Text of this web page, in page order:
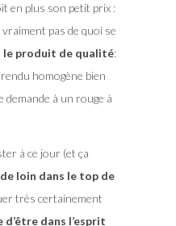
en plus son petit prix :
vraiment pas de quoi se
le produit de qualité:
homogène bien
à un rouge à
à ce jour (et ça
loin dans le top de
très certainement
dans l’esprit